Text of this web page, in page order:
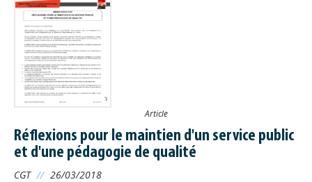
Article
Réflexions pour le maintien d'un service public
et d'une pédagogie de qualité
CGT // 26/03/2018
Déposer une actu !